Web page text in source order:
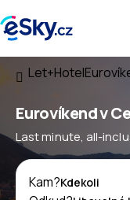
Let+Hotel
Eurovíkend v
Last minute, all-
Kam?